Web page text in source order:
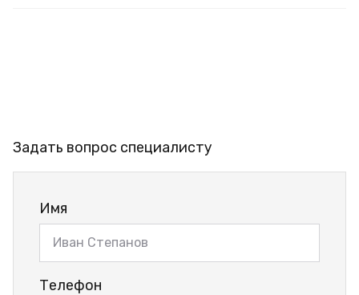
Задать вопрос специалисту
Имя
Телефон